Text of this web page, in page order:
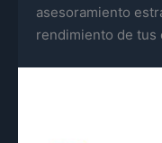
asesoramiento
rendimiento de tus